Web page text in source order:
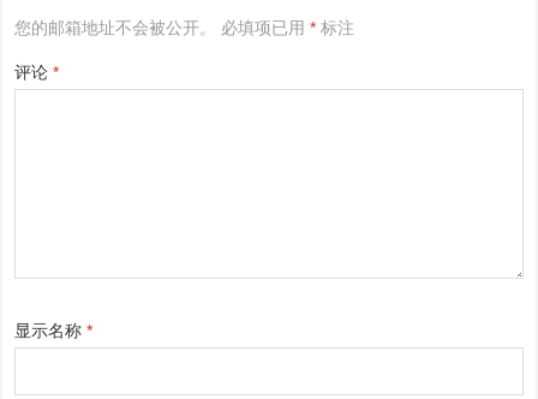
您的邮箱地址不会被公开。 必填项已用* 标注
评论*
显示名称*